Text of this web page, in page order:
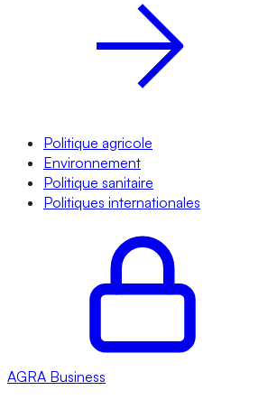
Politique agricole
Environnement
Politique sanitaire
Politiques internationales
AGRA Business